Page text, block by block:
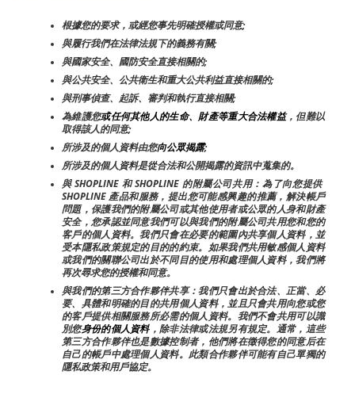
根據您的要求，或經您事先明確授權或同意;
與履行我們在法律法規下的義務有關;
與國家安全、國防安全直接相關的;
與公共安全、公共衛生和重大公共利益直接相關的;
與刑事偵查、起訴、審判和執行直接相關;
為維護您或任何其他人的生命、財產等重大合法權益，但難以
取得該人的同意;
所涉及的個人資料由您向公眾揭露;
所涉及的個人資料是從合法和公開揭露的資訊中蒐集的。
與 SHOPLINE 和 SHOPLINE 的附屬公司共用：為了向您提供
SHOPLINE 產品和服務，提出您可能感興趣的推薦，解決帳戶
問題，保護我們的附屬公司或其他使用者或公眾的人身和財產
安全，您承認並同意我們可以與我們的附屬公司共用您和您的
客戶的個人資料。我們只會在必要的範圍內共享個人資料，並
受本隱私政策規定的目的的約束。如果我們共用敏感個人資料
或我們的關聯公司出於不同目的使用和處理個人資料，我們將
再次尋求您的授權和同意。
與我們的第三方合作夥伴共享：我們只會出於合法、正當、必
要、具體和明確的目的共用個人資料，並且只會共用向您或您
的客戶提供相關服務所必需的個人資料。我們不會共用可以識
別您身份的個人資料，除非法律或法規另有規定。通常，這些
第三方合作夥伴也是數據控制者，他們將在徵得您的同意后在
自己的帳戶中處理個人資料。此類合作夥伴可能有自己單獨的
隱私政策和用戶協定。